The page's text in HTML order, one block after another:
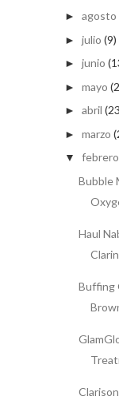
► agosto
► julio (9)
► junio
► mayo
► abril
► marzo
▼ febrero
Bubble
Haul
Buffing